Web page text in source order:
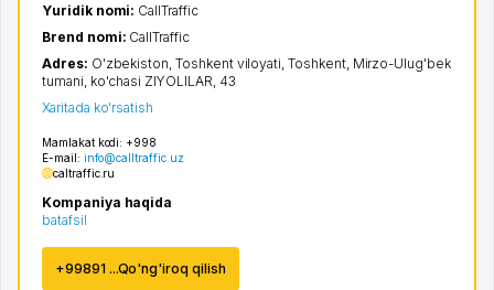
Mamlakat kodi: +998
E-mail: info@calltraffic.uz
caltraffic.ru
Kompaniya haqida
batafsil
+99891 ...Qo'ng'iroq qilish
Yuridik nomi: CallTraffic
Brend nomi: CallTraffic
Adres: O'zbekiston,Toshkent viloyati,Toshkent, Mirzo-Ulug'bek
tumani, ko'chasi ZIYOLILAR, 43
Xaritada ko'rsatish